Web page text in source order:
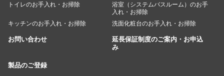
トイレのお手入れ・お掃除
浴室（システムバスルーム）のお手
入れ・お掃除
キッチンのお手入れ・お掃除
洗面化粧台のお手入れ・お掃除
お問い合わせ
延長保証制度のご案内・お申込
み
製品のご登録